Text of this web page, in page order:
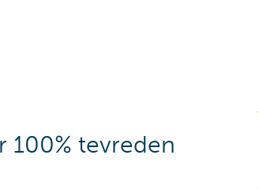
100% tevreden